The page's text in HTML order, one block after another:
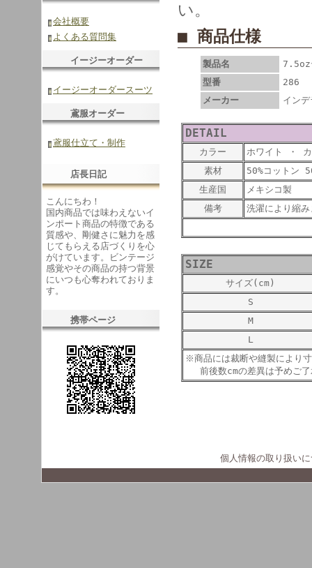
会社概要
よくある質問集
イージーオーダー
イージーオーダースーツ
鳶服オーダー
鳶服仕立て・制作
店長日記
こんにちわ！
国内商品では味わえないイ
ンポート商品の特徴である
質感や、剛健さに魅力を感
じてもらえる店づくりを心
がけています。ビンテージ
感覚やその商品の持つ背景
にいつも心奪われておりま
す。
携帯ページ
い。
■ 商品仕様
製品名
7.5oz
型番
286
メーカー
イン
DETAIL
カラー
ホワイト ・
素材
50%コットン
生産国
メキシコ製
備考
洗濯により縮み
SIZE
サイズ(cm)
S
M
L
※商品には裁断や縫製により
前後数cmの差異は予めご了
個人情報の取り扱い